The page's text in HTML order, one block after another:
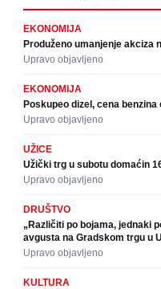
EKONOMIJA
Produženo umanjenje akciza
Upravo objavljeno
EKONOMIJA
Poskupeo dizel, cena
Upravo objavljeno
UŽICE
Užički trg u subotu domaćin
Upravo objavljeno
DRUŠTVO
„Različiti po bojama, jednaki
avgusta na Gradskom trgu u
Upravo objavljeno
KULTURA